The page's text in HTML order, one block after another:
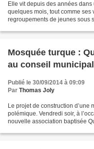
Elle vit depuis des années
quelques mois, tout comme
regroupements de jeunes sous
Mosquée turque :
au conseil municipal
Publié le 30/09/2014 à 09:09
Par Thomas Joly
Le projet de construction d’une
polémique. Vendredi soir, à
nouvelle association baptisée